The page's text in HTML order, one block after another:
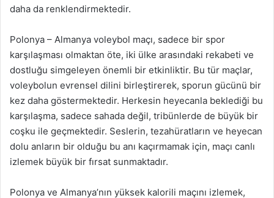
daha da renklendirmektedir.
Polonya – Almanya voleybol maçı, sadece bir spor
karşılaşması olmaktan öte, iki ülke arasındaki rekabeti ve
dostluğu simgeleyen önemli bir etkinliktir. Bu tür maçlar,
voleybolun evrensel dilini birleştirerek, sporun gücünü bir
kez daha göstermektedir. Herkesin heyecanla beklediği bu
karşılaşma, sadece sahada değil, tribünlerde de büyük bir
coşku ile geçmektedir. Seslerin, tezahüratların ve heyecan
dolu anların bir olduğu bu anı kaçırmamak için, maçı canlı
izlemek büyük bir fırsat sunmaktadır.
Polonya ve Almanya’nın yüksek kalorili maçını izlemek,